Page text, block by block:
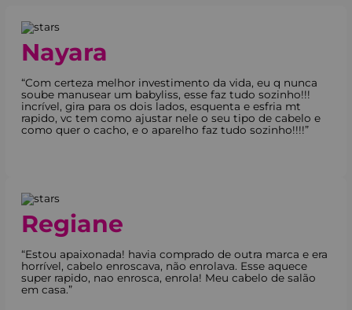
Nayara
“Com certeza melhor investimento da vida, eu q nunca
soube manusear um babyliss, esse faz tudo sozinho!!!
incrível, gira para os dois lados, esquenta e esfria mt
rapido, vc tem como ajustar nele o seu tipo de cabelo e
como quer o cacho, e o aparelho faz tudo sozinho!!!!”
Regiane
“Estou apaixonada! havia comprado de outra marca e era
horrível, cabelo enroscava, não enrolava. Esse aquece
super rapido, nao enrosca, enrola! Meu cabelo de salão
em casa.”